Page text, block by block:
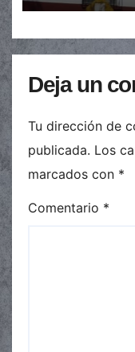
Deja un
Tu dirección de
publicada. Los
marcados con *
Comentario *